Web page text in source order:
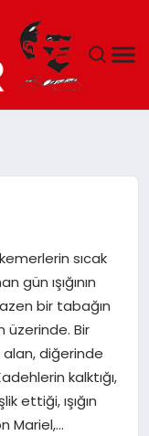
sıcak
gün ışığının
bir tabağın
üzerinde. Bir
alan, diğerinde
kalktığı,
ettiği, ışığın
Mariel,…